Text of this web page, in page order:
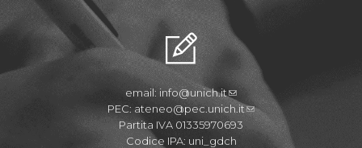
email: info@unich.it
PEC: ateneo@pec.unich.it
Partita IVA 01335970693
Codice IPA: uni_gdch